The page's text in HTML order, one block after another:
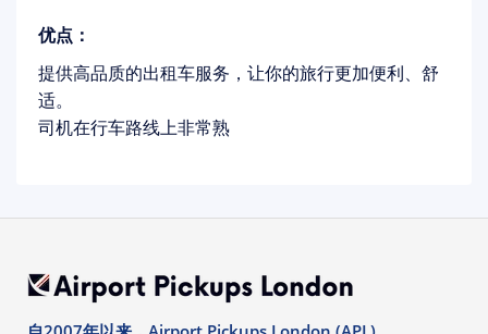
优点：
提供高品质的出租车服务，让你的旅行更加便利、舒
适。
司机在行车路线上非常熟